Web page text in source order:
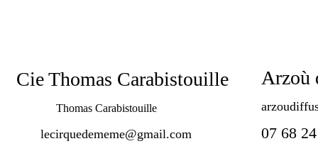
Thomas Carabistouille
Thomas Carabistouille
lecirquedememe@gmail.com
Arzoù
07 68